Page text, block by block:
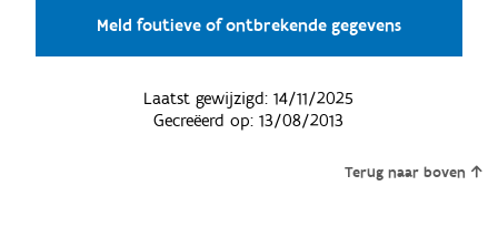
Meld foutieve of ontbrekende gegevens
Laatst gewijzigd:14/11/2025
Gecreëerd op:13/08/2013
Terug naar boven